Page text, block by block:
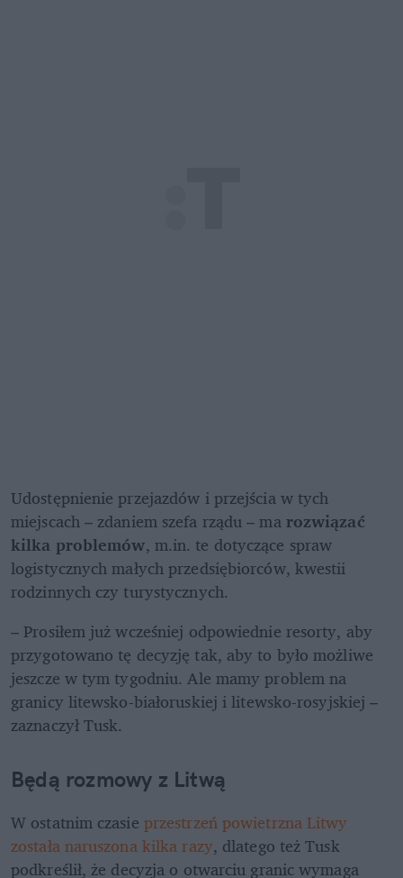
Udostępnienie przejazdów i przejścia w tych
miejscach – zdaniem szefa rządu – ma rozwiązać
kilka problemów, m.in. te dotyczące spraw
logistycznych małych przedsiębiorców, kwestii
rodzinnych czy turystycznych.
– Prosiłem już wcześniej odpowiednie resorty, aby
przygotowano tę decyzję tak, aby to było możliwe
jeszcze w tym tygodniu. Ale mamy problem na
granicy litewsko-białoruskiej i litewsko-rosyjskiej –
zaznaczył Tusk.
Będą rozmowy z Litwą
W ostatnim czasie przestrzeń powietrzna Litwy
została naruszona kilka razy, dlatego też Tusk
podkreślił, że decyzja o otwarciu granic wymaga